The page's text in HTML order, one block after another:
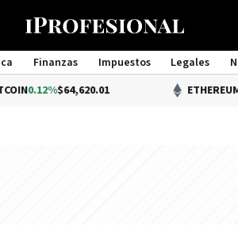
Finanzas Impuestos Legales
Management
$64,620.01 ETHEREUM 0.5%